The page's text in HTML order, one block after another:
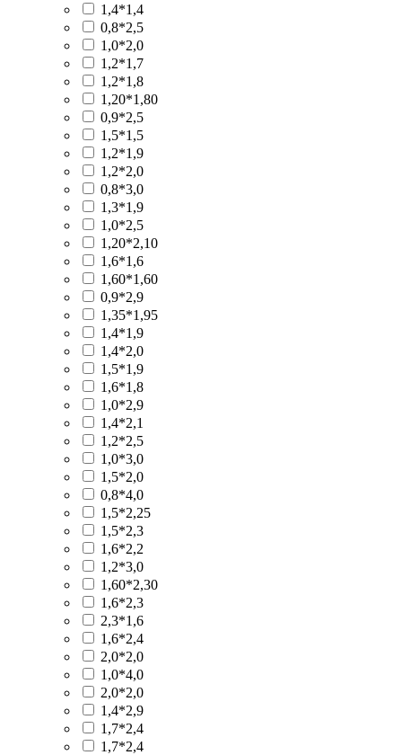
1,4*1,4
0,8*2,5
1,0*2,0
1,2*1,7
1,2*1,8
1,20*1,80
0,9*2,5
1,5*1,5
1,2*1,9
1,2*2,0
0,8*3,0
1,3*1,9
1,0*2,5
1,20*2,10
1,6*1,6
1,60*1,60
0,9*2,9
1,35*1,95
1,4*1,9
1,4*2,0
1,5*1,9
1,6*1,8
1,0*2,9
1,4*2,1
1,2*2,5
1,0*3,0
1,5*2,0
0,8*4,0
1,5*2,25
1,5*2,3
1,6*2,2
1,2*3,0
1,60*2,30
1,6*2,3
2,3*1,6
1,6*2,4
2,0*2,0
1,0*4,0
2,0*2,0
1,4*2,9
1,7*2,4
1,7*2,4